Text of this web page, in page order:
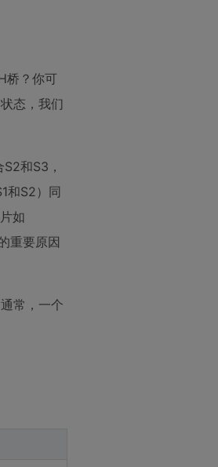
桥？你可
态，我们
和S3，
和S2）同
如
重要原因
常，一个